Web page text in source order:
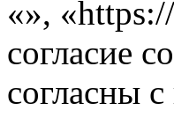
«»,
согласие
согласны